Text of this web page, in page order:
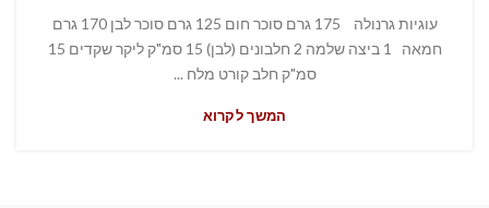
עוגיות גרנולה 175 גרם סוכר חום 125 גרם סוכר לבן 170 גרם
חמאה 1 ביצה שלמה 2 חלבונים (לבן) 15 סמ"ק ליקר שקדים 15
סמ"ק חלב קורט מלח ...
המשך לקרוא